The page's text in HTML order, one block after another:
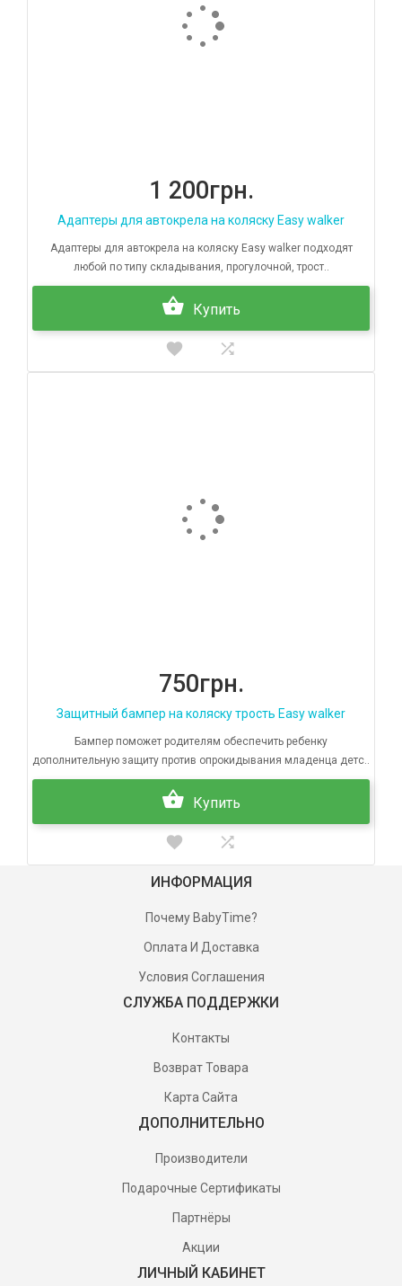
1 200грн.
Адаптеры для автокрела на коляску Easy walker
Адаптеры для автокрела на коляску Easy walker подходят
любой по типу складывания, прогулочной, трост..
Купить
750грн.
Защитный бампер на коляску трость Easy walker
Бампер поможет родителям обеспечить ребенку
дополнительную защиту против опрокидывания младенца детс..
Купить
ИНФОРМАЦИЯ
Почему BabyTime?
Оплата И Доставка
Условия Соглашения
СЛУЖБА ПОДДЕРЖКИ
Контакты
Возврат Товара
Карта Сайта
ДОПОЛНИТЕЛЬНО
Производители
Подарочные Сертификаты
Партнёры
Акции
ЛИЧНЫЙ КАБИНЕТ